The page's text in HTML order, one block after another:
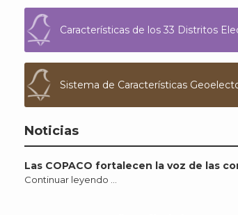
Características de los 33 Distritos
Sistema de Características
Noticias
Las COPACO fortalecen la voz de las
Continuar leyendo …